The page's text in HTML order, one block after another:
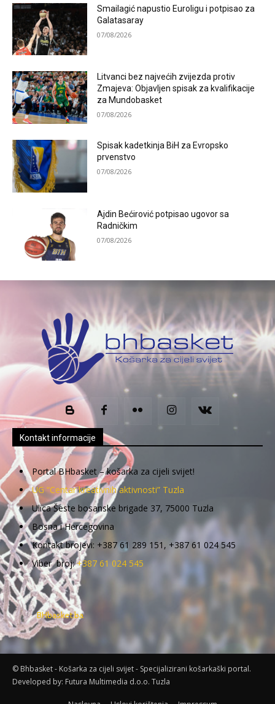
Smailagić napustio Euroligu i potpisao za
Galatasaray
07/08/2026
Litvanci bez najvećih zvijezda protiv
Zmajeva: Objavljen spisak za kvalifikacije
za Mundobasket
07/08/2026
Spisak kadetkinja BiH za Evropsko
prvenstvo
07/08/2026
Ajdin Bećirović potpisao ugovor sa
Radničkim
07/08/2026
Kontakt informacije
Portal BHbasket – košarka za cijeli svijet!
UG “Centar kreativnih aktivnosti” Tuzla
Ulica Šeste bosanske brigade 37, 75000 Tuzla
Bosna i Hercegovina
Kontakt brojevi: +387 61 289 151, +387 61 024 545
Viber broj:+387 61 024 545
BHbasket.ba
© Bhbasket - Košarka za cijeli svijet - Specijalizirani košarkaški portal.
Developed by: Futura Multimedia d.o.o. Tuzla